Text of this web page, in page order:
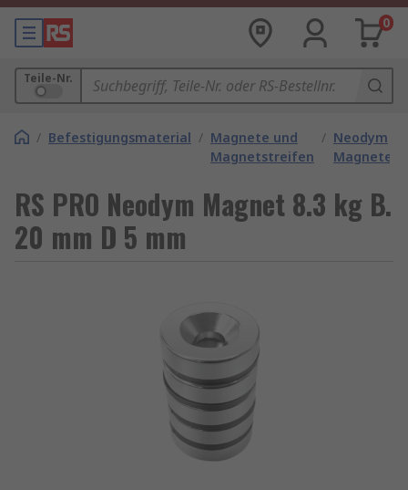
0
Teile-Nr.
/ Befestigungsmaterial / Magnete und
Magnetstreifen
/ Neodym
Magnete
RS PRO Neodym Magnet 8.3 kg B.
20 mm D 5 mm